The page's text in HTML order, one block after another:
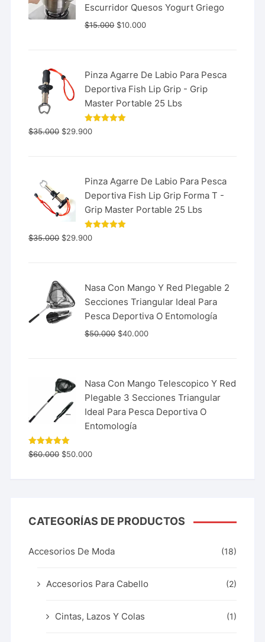
Escurridor Quesos Yogurt Griego
$15.000 $10.000
Pinza Agarre De Labio Para Pesca
Deportiva Fish Lip Grip - Grip
Master Portable 25 Lbs
Valorado
con
$35.000 $29.900
Pinza Agarre De Labio Para Pesca
Deportiva Fish Lip Grip Forma T -
Grip Master Portable 25 Lbs
Valorado
con
$35.000 $29.900
Nasa Con Mango Y Red Plegable 2
Secciones Triangular Ideal Para
Pesca Deportiva O Entomología
$50.000 $40.000
Nasa Con Mango Telescopico Y Red
Plegable 3 Secciones Triangular
Ideal Para Pesca Deportiva O
Entomología
Valorado
con 5.00
$60.000 $50.000
CATEGORÍAS DE PRODUCTOS
Accesorios De Moda (18)
Accesorios Para Cabello (2)
Cintas, Lazos Y Colas (1)